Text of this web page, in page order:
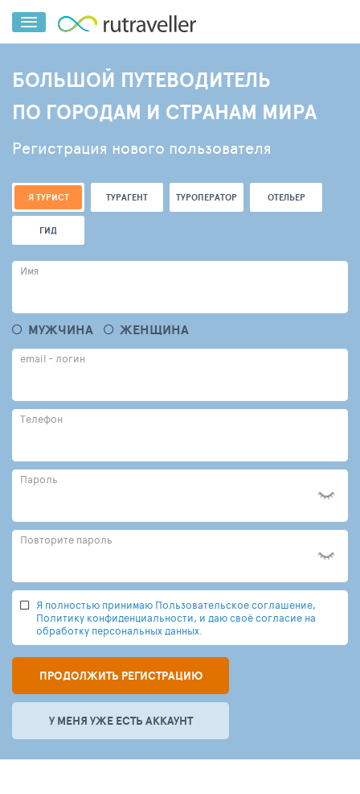
БОЛЬШОЙ ПУТЕВОДИТЕЛЬ
ПО ГОРОДАМ И СТРАНАМ МИРА
Регистрация нового пользователя
Я ТУРИСТ ТУРАГЕНТ ТУРОПЕРАТОР ОТЕЛЬЕР
ГИД
Имя
МУЖЧИНА ЖЕНЩИНА
email - логин
Телефон
Пароль
Повторите пароль
Я полностью принимаю Пользовательское соглашение,
Политику конфиденциальности, и даю своё согласие на
обработку персональных данных.
ПРОДОЛЖИТЬ РЕГИСТРАЦИЮ
У МЕНЯ УЖЕ ЕСТЬ АККАУНТ